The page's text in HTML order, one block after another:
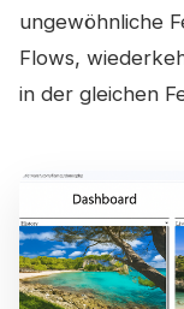
ungewöhnliche
Flows,
in der gleichen